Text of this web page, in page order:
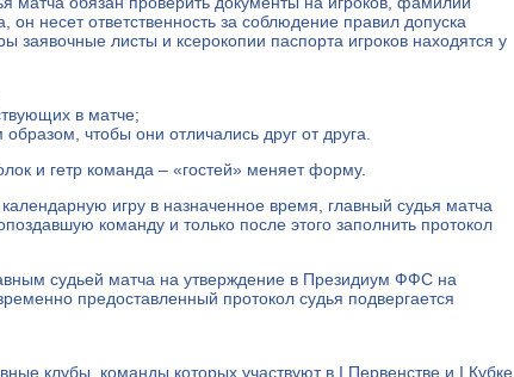
он несет ответственность за соблюдение правил допуска
заявочные листы и ксерокопии паспорта игроков находятся у
в матче;
чтобы они отличались друг от друга.
и гетр команда – «гостей» меняет форму.
игру в назначенное время, главный судья матча
команду и только после этого заполнить протокол
судьей матча на утверждение в Президиум ФФС на
предоставленный протокол судья подвергается
клубы, команды которых участвуют в I Первенстве и I Кубке